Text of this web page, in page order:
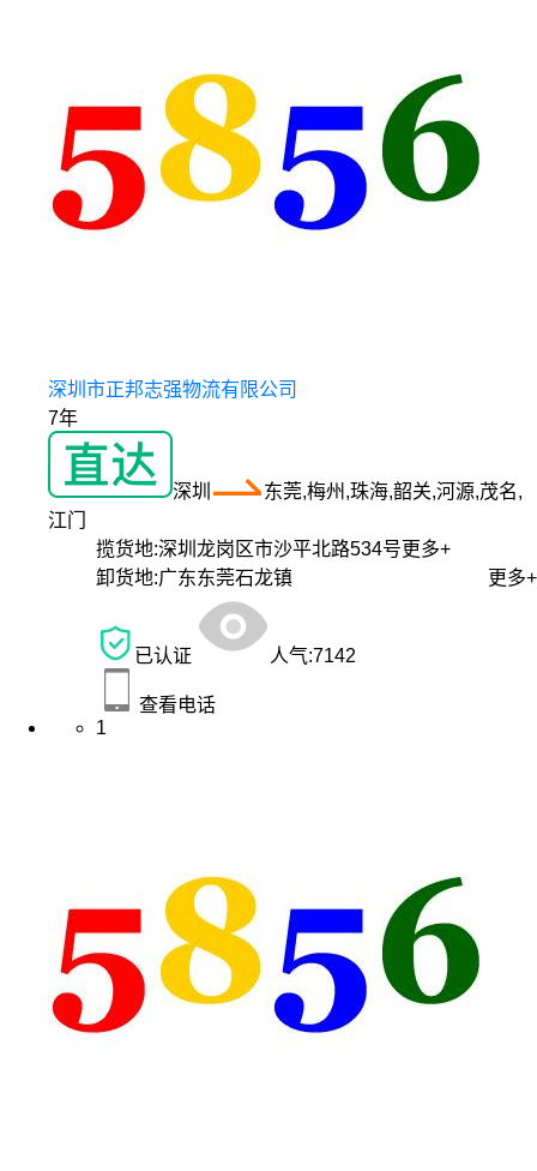
深圳市正邦志强物流有限公司
7年
深圳
东莞,梅州,珠海,韶关,河源,茂名,
江门
揽货地:深圳龙岗区市沙平北路534号更多+
卸货地:广东东莞石龙镇 更多+
已认证 人气:7142
查看电话
1